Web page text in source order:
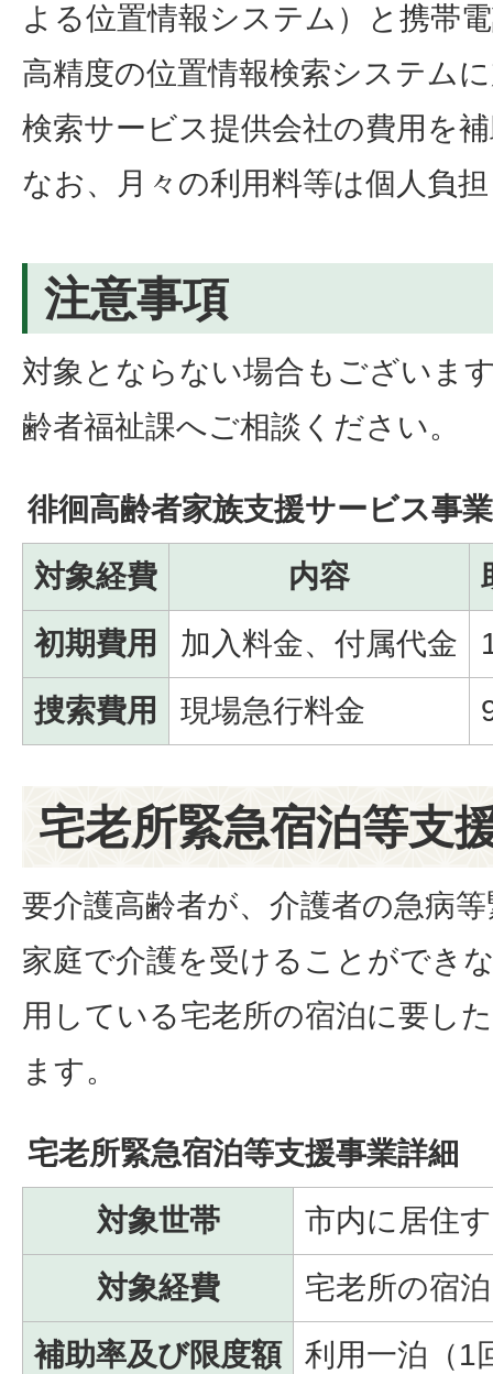
よる位置情報システム）と携帯
高精度の位置情報検索システム
検索サービス提供会社の費用を
なお、月々の利用料等は個人負
注意事項
対象とならない場合もございま
齢者福祉課へご相談ください。
徘徊高齢者家族支援サービス事
対象経費
内容
初期費用
加入料金、付属代金
捜索費用
現場急行料金
宅老所緊急宿泊等支
要介護高齢者が、介護者の急病
家庭で介護を受けることができ
用している宅老所の宿泊に要し
ます。
宅老所緊急宿泊等支援事業詳細
対象世帯
市内に居住
対象経費
宅老所の宿
補助率及び限度額
利用一泊（1